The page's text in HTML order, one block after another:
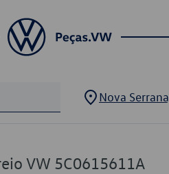
Nova Serrana
VW 5C0615611A